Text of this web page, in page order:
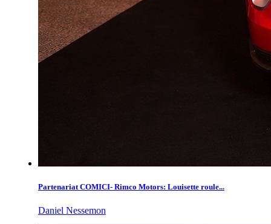
Partenariat COMICI- Rimco Motors: Louisette roule...
Daniel Nessemon